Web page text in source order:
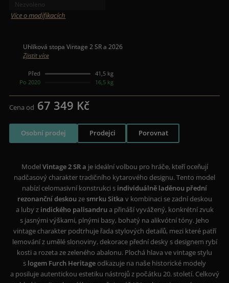
Nezvoleno
Více o modifikacích
Uhlíková stopa Vintage 2 SR a 2026
Zjistit více
Před
41,5 kg
Po 2020
16,5 kg
Cena od 67 349 Kč
Osobní prodej Prodejci Porovnat
Model Vintage 2 SR a je ideální volbou pro hráče, kteří oceňují
nadčasový charakter tradičního kytarového designu. Tento model
nabízí celomasivní konstrukci s individuálně laděnou přední
rezonanční deskou zesmrku Sitka v kombinaci se zadní deskou
a luby z indického palisandru a přináší vyvážený, konkrétní zvuk
s jasnými výškami, plnými basy, bohatý na alikvótní tóny. Jeho
vintage charakter podtrhuje řada stylových detailů, mezi které patří
lemování z umělé slonoviny, dekorace přední desky s designem rybí
kosti a rozeta ze zeleného abalonu. Plochá hlava ve vintage stylu
s logem Furch Heritageodkazuje na naše historické modely
a posiluje autentickou estetiku nástrojů z počátku 20. století. Celkový